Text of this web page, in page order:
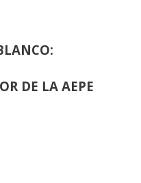
DE LA AEPE